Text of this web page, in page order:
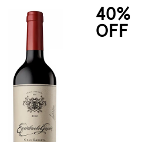
40%
OFF